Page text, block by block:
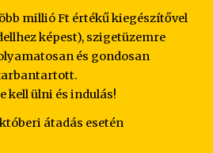
millió Ft értékű kiegészítővel
képest), szigetüzemre
és gondosan
kell ülni és indulás!
átadás esetén